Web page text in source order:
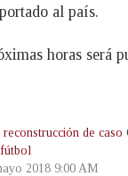
al país.
horas será
reconstrucción de
2018 9:00 AM